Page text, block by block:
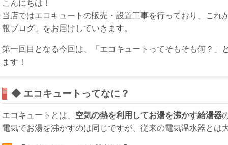
こんにちは！
当店ではエコキュートの販売・設置工事を行っており、これ
報ブログ」をお届けしていきます。
第一回目となる今回は、「エコキュートってそもそも何？」
ます！
◆ エコキュートってなに？
エコキュートとは、 空気の熱を利用してお湯を沸かす給湯器
電気でお湯を沸かすのは同じですが、従来の電気温水器とは